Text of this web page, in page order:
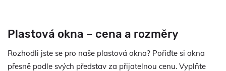
Plastová okna – cena a rozměry
Rozhodli jste se pro naše plastová okna? Pořiďte si okna
přesně podle svých představ za přijatelnou cenu. Vyplňte